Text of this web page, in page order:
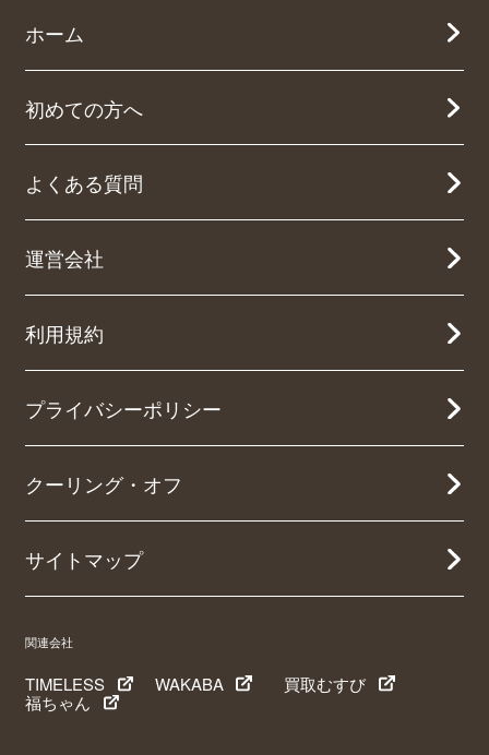
ホーム
初めての方へ
よくある質問
運営会社
利用規約
プライバシーポリシー
クーリング・オフ
サイトマップ
関連会社
TIMELESS WAKABA
買取むすび
福ちゃん